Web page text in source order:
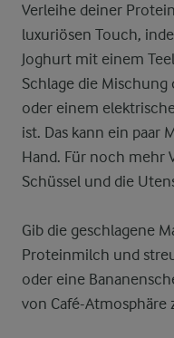
Verleihe deiner
luxuriösen Touch,
Joghurt mit einem
Schlage die
oder einem
ist. Das kann ein paar
Hand. Für noch mehr
Schüssel und die
Gib die geschlagene
Proteinmilch und
oder eine
von Café-Atmosphäre